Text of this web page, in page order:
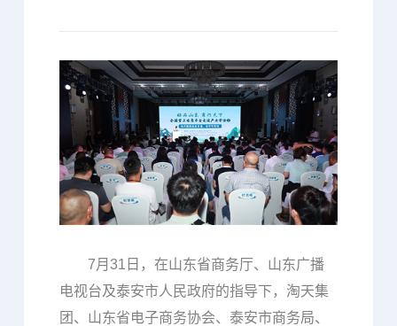
7月31日，在山东省商务厅、山东广播
电视台及泰安市人民政府的指导下，淘天集
团、山东省电子商务协会、泰安市商务局、